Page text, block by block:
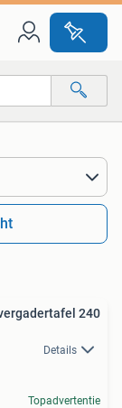
240
Details
Topadvertentie